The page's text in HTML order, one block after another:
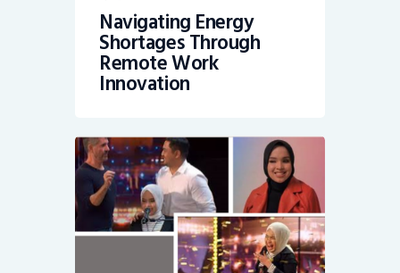
Navigating Energy
Shortages Through
Remote Work
Innovation